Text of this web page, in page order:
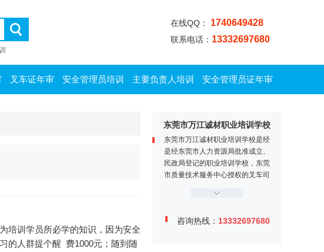
在线QQ： 1740649428
联系电话： 13332697680
叉车证年审 安全管理员培训 主要负责人培训 安全管理员证年审
东莞市万江诚材职业培训学校
东莞市万江诚材职业培训学校是经
是经东莞市人力资源局批准成立、
民政局登记的职业培训学校，东莞
市质量技术服务中心授权的叉车司
师资力量雄厚，学校内设电工实训
咨询热线： 13332697680
培训学员所必学的知识，因为安全
的人群提个醒 费1000元；随到随